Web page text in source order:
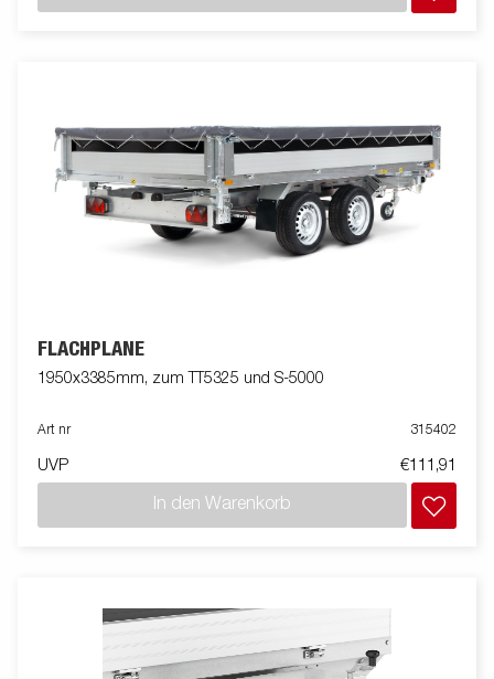
FLACHPLANE
1950x3385mm, zum TT5325 und S-5000
Art nr 315402
UVP €111,91
In den Warenkorb